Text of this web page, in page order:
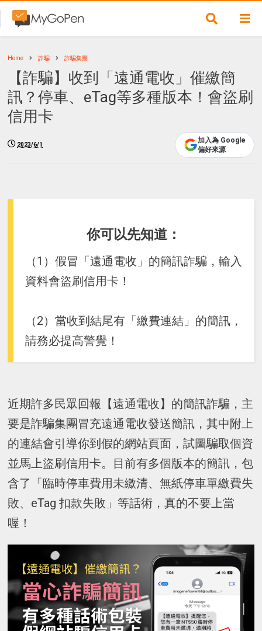
Home 詐騙 詐騙集團
【詐騙】收到「遠通電收」催繳簡
訊？停車、eTag等多種版本！會盜刷
信用卡
2023/6/1
加入為 Google
偏好來源
你可以先知道：
（1）假冒「遠通電收」的簡訊詐騙，輸入
資料會盜刷信用卡！
（2）當收到結尾有「繳費連結」的簡訊，
請務必提高警覺！
近期許多民眾回報【遠通電收】的簡訊詐騙，主
要是詐騙集團冒充遠通電收發送簡訊，其中附上
的連結會引導你到假的網站頁面，試圖騙取個資
並馬上盜刷信用卡。目前有多個版本的簡訊，包
含了「臨時停車費用未繳清、無紙停車單繳費失
敗、eTag 扣款失敗」等話術，真的不要上當
喔！